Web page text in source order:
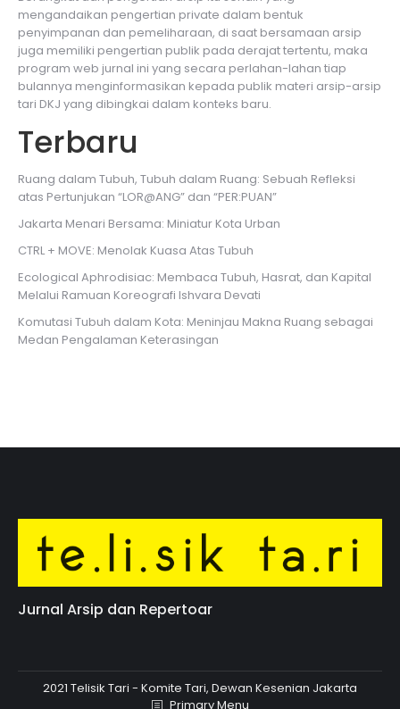
mengandaikan pengertian private dalam bentuk
penyimpanan dan pemeliharaan, di saat bersamaan arsip
juga memiliki pengertian publik pada derajat tertentu, maka
program web jurnal ini yang secara perlahan-lahan tiap
bulannya menginformasikan kepada publik materi arsip-arsip
tari DKJ yang dibingkai dalam konteks baru.
Terbaru
Ruang dalam Tubuh, Tubuh dalam Ruang: Sebuah Refleksi
atas Pertunjukan “LOR@ANG” dan “PER:PUAN”
Jakarta Menari Bersama: Miniatur Kota Urban
CTRL + MOVE: Menolak Kuasa Atas Tubuh
Ecological Aphrodisiac: Membaca Tubuh, Hasrat, dan Kapital
Melalui Ramuan Koreografi Ishvara Devati
Komutasi Tubuh dalam Kota: Meninjau Makna Ruang sebagai
Medan Pengalaman Keterasingan
Jurnal Arsip dan Repertoar
2021 Telisik Tari - Komite Tari, Dewan Kesenian Jakarta
Primary Menu